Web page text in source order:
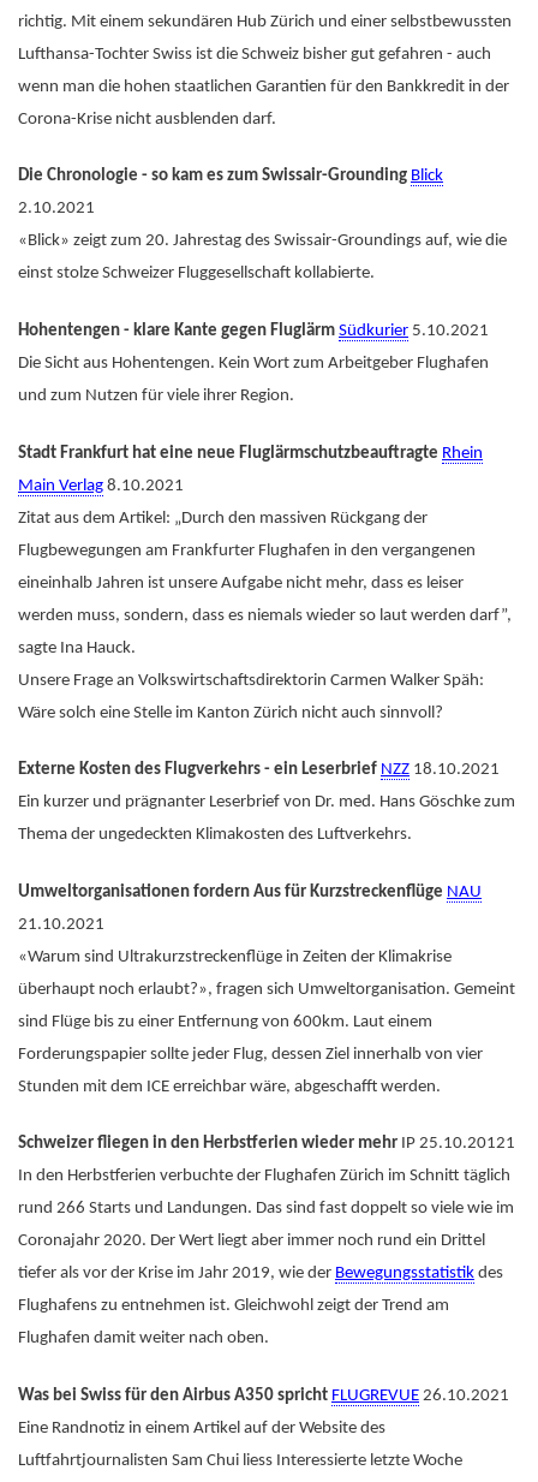
richtig. Mit einem sekundären Hub Zürich und einer selbstbewussten
Lufthansa-Tochter Swiss ist die Schweiz bisher gut gefahren - auch
wenn man die hohen staatlichen Garantien für den Bankkredit in der
Corona-Krise nicht ausblenden darf.
Die Chronologie - so kam es zum Swissair-Grounding Blick
2.10.2021
«Blick» zeigt zum 20. Jahrestag des Swissair-Groundings auf, wie die
einst stolze Schweizer Fluggesellschaft kollabierte.
Hohentengen - klare Kante gegen Fluglärm Südkurier 5.10.2021
Die Sicht aus Hohentengen. Kein Wort zum Arbeitgeber Flughafen
und zum Nutzen für viele ihrer Region.
Stadt Frankfurt hat eine neue Fluglärmschutzbeauftragte Rhein
Main Verlag 8.10.2021
Zitat aus dem Artikel: „Durch den massiven Rückgang der
Flugbewegungen am Frankfurter Flughafen in den vergangenen
eineinhalb Jahren ist unsere Aufgabe nicht mehr, dass es leiser
werden muss, sondern, dass es niemals wieder so laut werden darf”,
sagte Ina Hauck.
Unsere Frage an Volkswirtschaftsdirektorin Carmen Walker Späh:
Wäre solch eine Stelle im Kanton Zürich nicht auch sinnvoll?
Externe Kosten des Flugverkehrs - ein Leserbrief NZZ 18.10.2021
Ein kurzer und prägnanter Leserbrief von Dr. med. Hans Göschke zum
Thema der ungedeckten Klimakosten des Luftverkehrs.
Umweltorganisationen fordern Aus für Kurzstreckenflüge NAU
21.10.2021
«Warum sind Ultrakurzstreckenflüge in Zeiten der Klimakrise
überhaupt noch erlaubt?», fragen sich Umweltorganisation. Gemeint
sind Flüge bis zu einer Entfernung von 600km. Laut einem
Forderungspapier sollte jeder Flug, dessen Ziel innerhalb von vier
Stunden mit dem ICE erreichbar wäre, abgeschafft werden.
Schweizer fliegen in den Herbstferien wieder mehr IP 25.10.20121
In den Herbstferien verbuchte der Flughafen Zürich im Schnitt täglich
rund 266 Starts und Landungen. Das sind fast doppelt so viele wie im
Coronajahr 2020. Der Wert liegt aber immer noch rund ein Drittel
tiefer als vor der Krise im Jahr 2019, wie der Bewegungsstatistik des
Flughafens zu entnehmen ist. Gleichwohl zeigt der Trend am
Flughafen damit weiter nach oben.
Was bei Swiss für den Airbus A350 spricht FLUGREVUE 26.10.2021
Eine Randnotiz in einem Artikel auf der Website des
Luftfahrtjournalisten Sam Chui liess Interessierte letzte Woche